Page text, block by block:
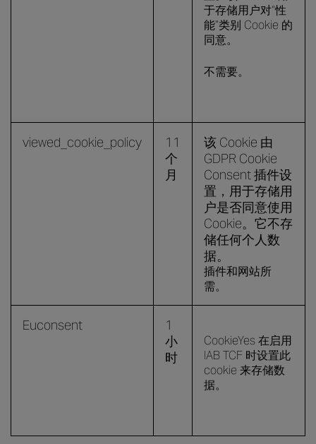
于存储用户对“性
能”类别 Cookie 的
同意。
不需要。
viewed_cookie_policy
11
个
月
该 Cookie 由
GDPR Cookie
Consent 插件设
置，用于存储用
户是否同意使用
Cookie。它不存
储任何个人数
据。
插件和网站所
需。
Euconsent
1
小
时
CookieYes 在启用
IAB TCF 时设置此
cookie 来存储数
据。